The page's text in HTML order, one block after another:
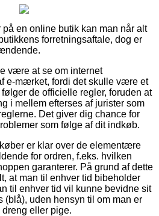
en online butik kan man når alt
forretningsaftale, dog er
være at se om internet
e-mærket, fordi det skulle være et
de officielle regler, foruden at
i mellem efterses af jurister som
Det giver dig chance for
som følge af dit indkøb.
er klar over de elementære
for ordren, f.eks. hvilken
garanterer. På grund af dette
at man til enhver tid bibeholder
til enhver tid vil kunne bevidne sit
(blå), uden hensyn til om man er
eller pige.